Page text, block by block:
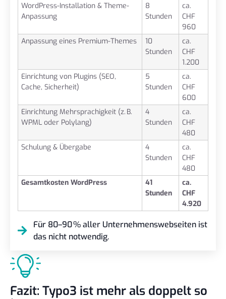
WordPress-Installation & Theme-
Anpassung
8
Stunden
ca.
CHF
960
Anpassung eines Premium-Themes
10
Stunden
ca.
CHF
1.200
Einrichtung von Plugins (SEO,
Cache, Sicherheit)
5
Stunden
ca.
CHF
600
Einrichtung Mehrsprachigkeit (z. B.
WPML oder Polylang)
4
Stunden
ca.
CHF
480
Schulung & Übergabe
4
Stunden
ca.
CHF
480
Gesamtkosten WordPress
41
Stunden
ca.
CHF
4.920
Für 80–90 % aller Unternehmenswebseiten ist
das nicht notwendig.
Fazit: Typo3 ist mehr als doppelt so